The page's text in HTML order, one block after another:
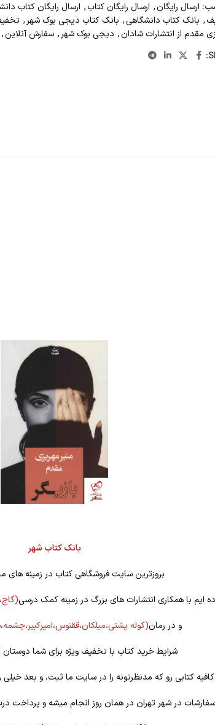
ارسال رايگان, ارسال رايگان کتاب, ارسال رايگان کتاب
, بانک کتاب دانشگاهی, بانک کتاب دیجی بوک شهر, تخفیف 15 تا
مقدم از انتشارات شادان, دیجی بوک شهر, سفارش آنلاين,
بانک کتاب شهر
بروزترین سایت فروشگاهی کتاب در زمینه های
ایم با همکاری انتشارات های بزرگ در زمینه کمک درسی
و در رمان(کوله
شرایط خرید کتاب با تخفیف ویژه برای شما دوستان
کافیه کتابی رو که مدنظرتونه را در سایت ما ثبت، و بعد
سفارشات در شهر تهران در همان روز انجام میشه و پرداخت